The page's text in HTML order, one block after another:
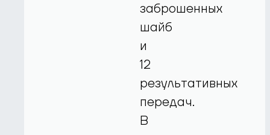
заброшенных
шайб
и
12
результативных
передач.
В